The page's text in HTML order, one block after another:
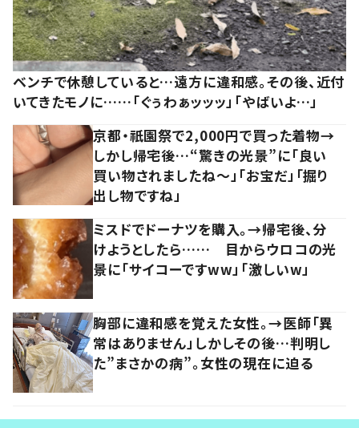
ベンチで休憩していると…遠方に違和感。その後、近付
いてきたモノに……「ぐぅわぁッッッ」「やばいよ…」
京都・祇園祭で2,000円で買った着物→
しかし帰宅後…“驚きの光景”に「良い
買い物されましたね～」「お宝だ」「掘り
出し物ですね」
ミスドでドーナツを購入。→帰宅後、分
けようとしたら…… 目からウロコの光
景に「サイコーですww」「激しいw」
胸部に違和感を覚えた女性。→医師「異
常はありません」しかしその後…判明し
た”まさかの病”。女性の現在に迫る